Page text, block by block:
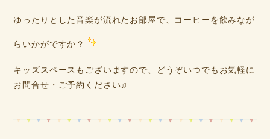
ゆったりとした音楽が流れたお部屋で、コーヒーを飲みなが
らいかがですか？
キッズスペースもございますので、どうぞいつでもお気軽に
お問合せ・ご予約ください♫